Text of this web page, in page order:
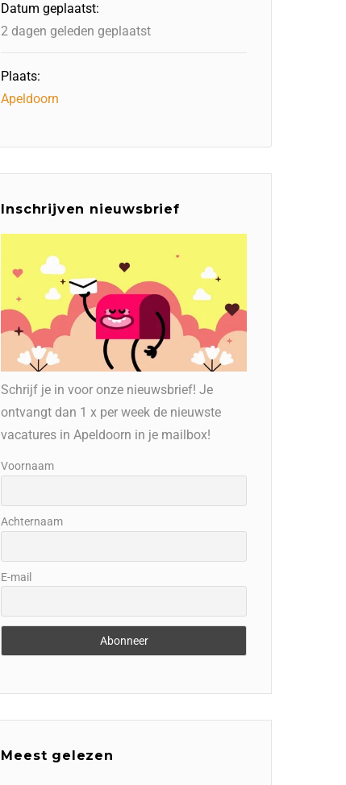
Datum geplaatst:
2 dagen geleden geplaatst
Plaats:
Apeldoorn
Inschrijven nieuwsbrief
Schrijf je in voor onze nieuwsbrief! Je
ontvangt dan 1 x per week de nieuwste
vacatures in Apeldoorn in je mailbox!
Voornaam
Achternaam
E-mail
Meest gelezen